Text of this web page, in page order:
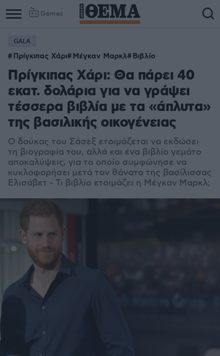
Games
GALA
Πρίγκιπας Χάρι Μέγκαν Μαρκλ Βιβλίο
Πρίγκιπας Χάρι: Θα πάρει 40
εκατ. δολάρια για να γράψει
τέσσερα βιβλία με τα «άπλυτα»
της βασιλικής οικογένειας
Ο δούκας του Σάσεξ ετοιμάζεται να εκδώσει
τη βιογραφία του, αλλά και ένα βιβλίο γεμάτο
αποκαλύψεις, για το οποίο συμφώνησε να
κυκλοφορήσει μετά τον θάνατο της βασίλισσας
Ελισάβετ - Τι βιβλίο ετοιμάζει η Μέγκαν Μαρκλ;